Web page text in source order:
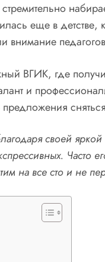
еще в
внимание
ВГИК, где
и
своей
Часто
на все сто и не